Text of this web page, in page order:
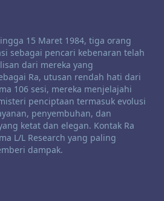
15 Maret 1984, tiga orang
sebagai pencari kebenaran telah
dari mereka yang
Ra, utusan rendah hati dari
106 sesi, mereka menjelajahi
penciptaan termasuk evolusi
penyembuhan, dan
ketat dan elegan. Kontak Ra
L/L Research yang paling
dampak.